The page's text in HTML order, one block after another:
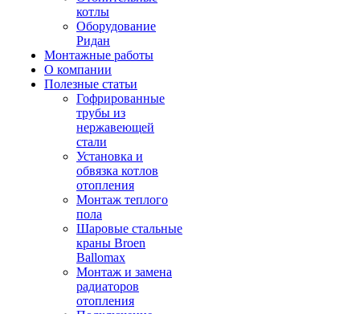
котлы
Оборудование
Ридан
Монтажные работы
О компании
Полезные статьи
Гофрированные
трубы из
нержавеющей
стали
Установка и
обвязка котлов
отопления
Монтаж теплого
пола
Шаровые стальные
краны Broen
Ballomax
Монтаж и замена
радиаторов
отопления